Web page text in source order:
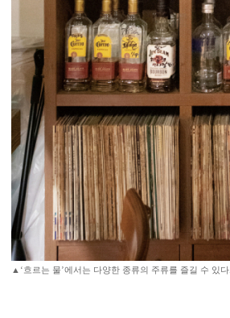
▲‘흐르는 물’에서는 다양한 종류의 주류를 즐길 수 있다.